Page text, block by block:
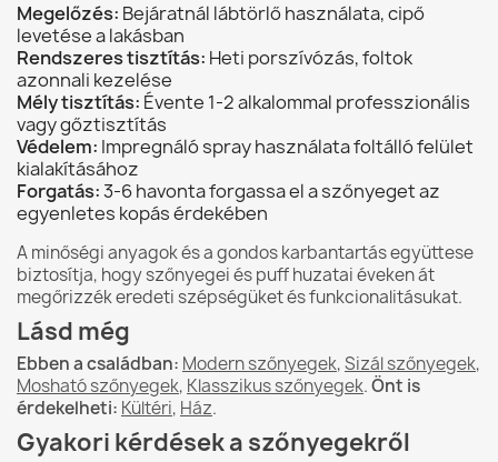
Megelőzés: Bejáratnál lábtörlő használata, cipő
levetése a lakásban
Rendszeres tisztítás: Heti porszívózás, foltok
azonnali kezelése
Mély tisztítás: Évente 1-2 alkalommal professzionális
vagy gőztisztítás
Védelem: Impregnáló spray használata foltálló felület
kialakításához
Forgatás:3-6 havonta forgassa el a szőnyeget az
egyenletes kopás érdekében
A minőségi anyagok és a gondos karbantartás együttese
biztosítja, hogy szőnyegei és puff huzatai éveken át
megőrizzék eredeti szépségüket és funkcionalitásukat.
Lásd még
Ebben a családban: Modern szőnyegek,Sizál szőnyegek,
Mosható szőnyegek, Klasszikus szőnyegek.Önt is
érdekelheti: Kültéri, Ház.
Gyakori kérdések a szőnyegekről